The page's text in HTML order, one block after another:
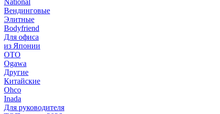
National
Вендинговые
Элитные
Bodyfriend
Для офиса
из Японии
OTO
Ogawa
Другие
Китайские
Ohco
Inada
Для руководителя